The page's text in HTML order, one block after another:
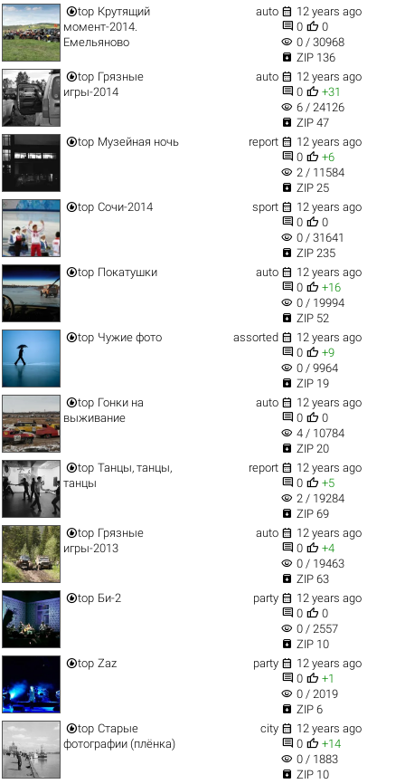
top Крутящий
момент-2014.
Емельяново
auto  12 years ago
 0  0
visibility 0 / 30968
 ZIP 136
top Грязные
игры-2014
auto  12 years ago
 0  +31
visibility 6 / 24126
 ZIP 47
top Музейная ночь report  12 years ago
 0  +6
visibility 2 / 11584
 ZIP 25
top Сочи-2014 sport  12 years ago
 0  0
visibility 0 / 31641
 ZIP 235
top Покатушки auto  12 years ago
 0  +16
visibility 0 / 19994
 ZIP 52
top Чужие фото assorted  12 years ago
 0  +9
visibility 0 / 9964
 ZIP 19
top Гонки на
выживание
auto  12 years ago
 0  0
visibility 4 / 10784
 ZIP 20
top Танцы, танцы,
танцы
report  12 years ago
 0  +5
visibility 2 / 19284
 ZIP 69
top Грязные
игры-2013
auto  12 years ago
 0  +4
visibility 0 / 19463
 ZIP 63
top Би-2 party  12 years ago
 0  0
visibility 0 / 2557
 ZIP 10
top Zaz party  12 years ago
 0  +1
visibility 0 / 2019
 ZIP 6
top Старые
фотографии (плёнка)
city  12 years ago
 0  +14
visibility 0 / 1883
 ZIP 10